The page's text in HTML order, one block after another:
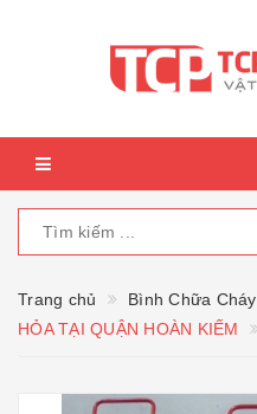
Trang chủ Bình Chữa Cháy
HỎA TẠI QUẬN HOÀN KIẾM